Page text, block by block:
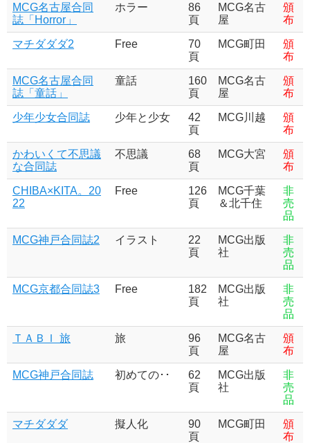
MCG名古屋合同
誌「Horror」
ホラー
86
頁
MCG名古
屋
頒
布
マチダダダ2 Free
70
頁
MCG町田
頒
布
MCG名古屋合同
誌「童話」
童話
160
頁
MCG名古
屋
頒
布
少年少女合同誌 少年と少女
42
頁
MCG川越
頒
布
かわいくて不思議
な合同誌
不思議
68
頁
MCG大宮
頒
布
CHIBA×KITA。20
22
Free
126
頁
MCG千葉
＆北千住
非
売
品
MCG神戸合同誌2 イラスト
22
頁
MCG出版
社
非
売
品
MCG京都合同誌3 Free
182
頁
MCG出版
社
非
売
品
ＴＡＢＩ 旅 旅
96
頁
MCG名古
屋
頒
布
MCG神戸合同誌 初めての･･
62
頁
MCG出版
社
非
売
品
マチダダダ 擬人化
90
頁
MCG町田
頒
布